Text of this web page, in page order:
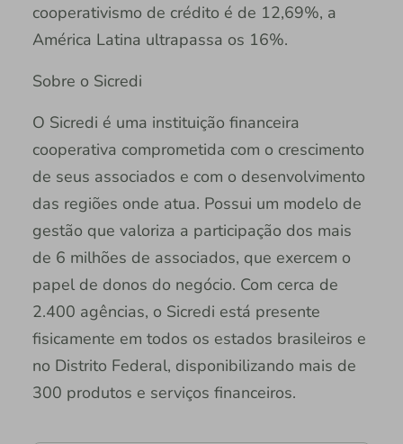
cooperativismo de crédito é de 12,69%, a
América Latina ultrapassa os 16%.
Sobre o Sicredi
O Sicredi é uma instituição financeira
cooperativa comprometida com o crescimento
de seus associados e com o desenvolvimento
das regiões onde atua. Possui um modelo de
gestão que valoriza a participação dos mais
de 6 milhões de associados, que exercem o
papel de donos do negócio. Com cerca de
2.400 agências, o Sicredi está presente
fisicamente em todos os estados brasileiros e
no Distrito Federal, disponibilizando mais de
300 produtos e serviços financeiros.